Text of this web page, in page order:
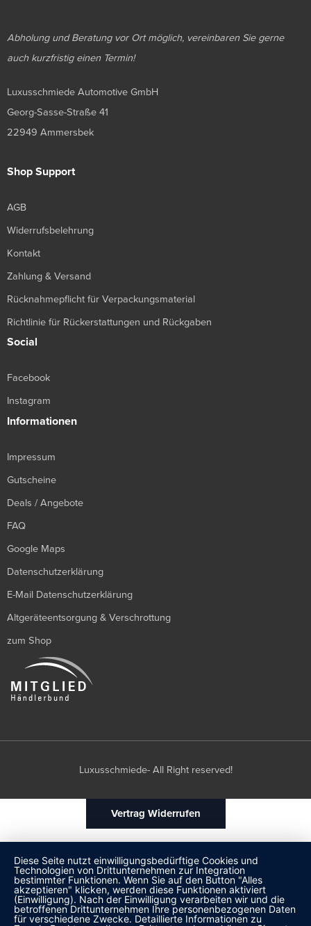
Abholung und Beratung vor Ort möglich, vereinbaren Sie gerne
auch kurzfristig einen Termin!
Luxusschmiede Automotive GmbH
Georg-Sasse-Straße 41
22949 Ammersbek
Shop Support
AGB
Widerrufsbelehrung
Kontakt
Zahlung & Versand
Rücknahmepflicht für Verpackungsmaterial
Richtlinie für Rückerstattungen und Rückgaben
Social
Facebook
Instagram
Informationen
Impressum
Gutscheine
Deals / Angebote
FAQ
Google Maps
Datenschutzerklärung
E-Mail Datenschutzerklärung
Altgeräteentsorgung & Verschrottung
zum Shop
Luxusschmiede- All Right reserved!
Vertrag Widerrufen
Diese Seite nutzt einwilligungsbedürftige Cookies und
Technologien von Drittunternehmen zur Integration
bestimmter Funktionen. Wenn Sie auf den Button "Alles
akzeptieren" klicken, werden diese Funktionen aktiviert
(Einwilligung). Nach der Einwilligung verarbeiten wir und die
betroffenen Drittunternehmen Ihre personenbezogenen Daten
für verschiedene Zwecke. Detaillierte Informationen zu